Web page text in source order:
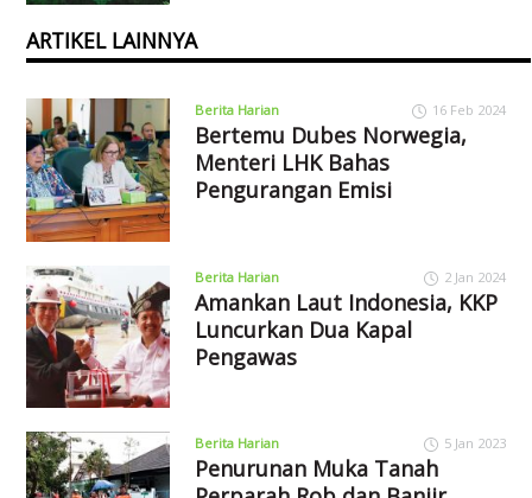
ARTIKEL LAINNYA
Berita Harian 16 Feb 2024
Bertemu Dubes Norwegia,
Menteri LHK Bahas
Pengurangan Emisi
Berita Harian 2 Jan 2024
Amankan Laut Indonesia, KKP
Luncurkan Dua Kapal
Pengawas
Berita Harian 5 Jan 2023
Penurunan Muka Tanah